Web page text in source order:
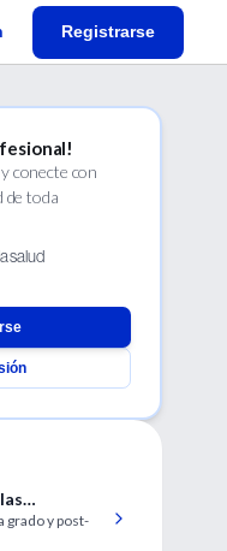
Registrarse
conecte con
de toda
salud
Clínicas
grado y post-